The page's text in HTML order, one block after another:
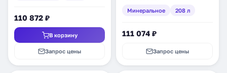
110 872 ₽
В корзину
Запрос цены
Минеральное 208 л
111 074 ₽
Запрос цены